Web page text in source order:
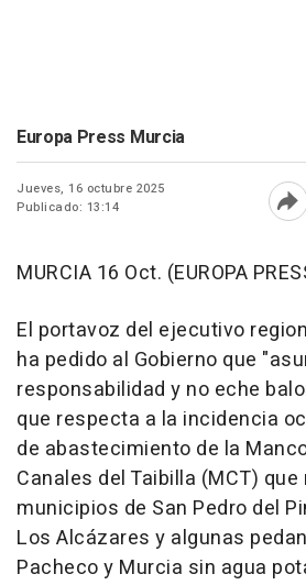
Europa Press Murcia
Jueves, 16 octubre 2025
Publicado: 13:14
MURCIA 16 Oct. (EUROPA
El portavoz del ejecutivo
ha pedido al Gobierno que
responsabilidad y no eche
que respecta a la incidencia
de abastecimiento de la
Canales del Taibilla (MCT)
municipios de San Pedro del
Los Alcázares y algunas
Pacheco y Murcia sin agua